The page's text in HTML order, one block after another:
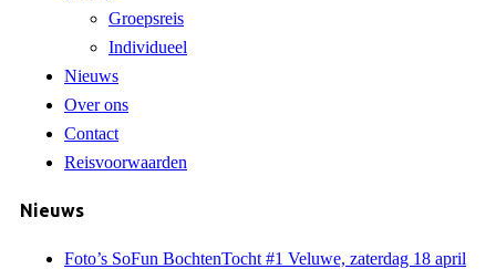
Groepsreis
Individueel
Nieuws
Over ons
Contact
Reisvoorwaarden
Nieuws
Foto’s SoFun BochtenTocht #1 Veluwe, zaterdag 18 april